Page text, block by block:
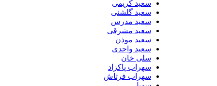
سعید کریمی
سعید گلشنی
سعید مدرس
سعید مشرقی
سعید موذن
سعید واحدی
سلی خان
سهراب پاکزاد
سهراب فرتاش